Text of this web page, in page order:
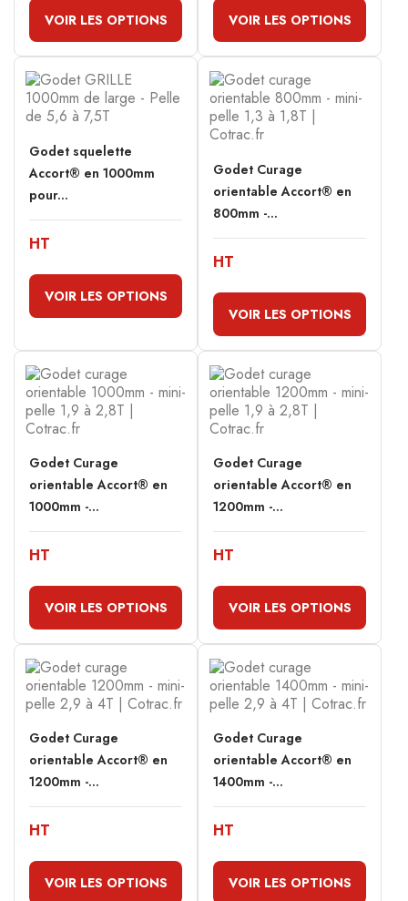
VOIR LES OPTIONS VOIR LES OPTIONS
Godet squelette
Accort® en 1000mm
pour...
HT
VOIR LES OPTIONS
Godet Curage
orientable Accort® en
800mm -...
HT
VOIR LES OPTIONS
Godet Curage
orientable Accort® en
1000mm -...
HT
VOIR LES OPTIONS
Godet Curage
orientable Accort® en
1200mm -...
HT
VOIR LES OPTIONS
Godet Curage
orientable Accort® en
1200mm -...
HT
VOIR LES OPTIONS
Godet Curage
orientable Accort® en
1400mm -...
HT
VOIR LES OPTIONS